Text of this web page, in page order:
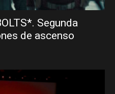
Segunda
de ascenso